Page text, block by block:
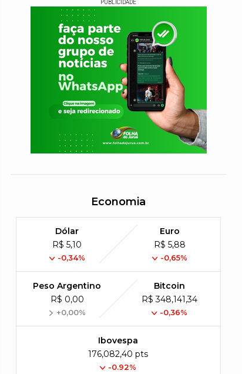
PUBLICIDADE
Economia
Dólar
R$ 5,10
-0,34%
Euro
R$ 5,88
-0,65%
Peso Argentino
R$ 0,00
+0,00%
Bitcoin
R$ 348,141,34
-0,36%
Ibovespa
176,082,40 pts
-0.92%